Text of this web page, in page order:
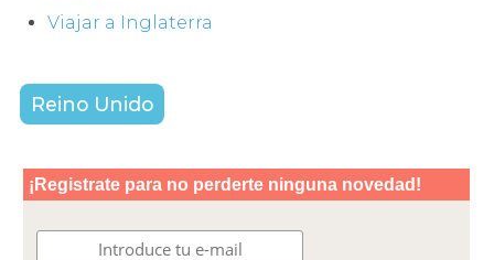
Viajar a Inglaterra
Reino Unido